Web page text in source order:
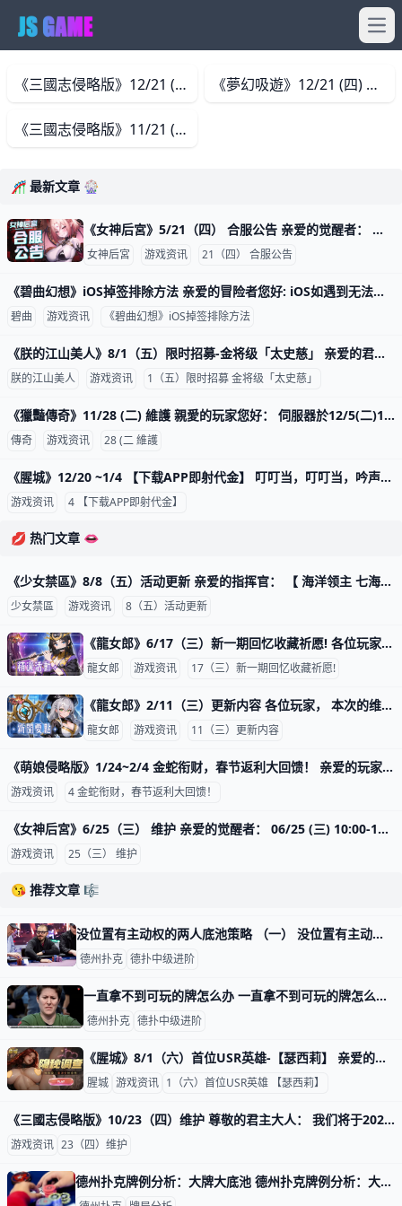
《三國志侵略版》12/21 (四) 维护 親愛的玩家您好： 12/21(四)10:00-11:30 服務器將會停機維護，維護前請記得領取獎勵，並且提早下線，感謝您的支持。 【聖誕活動】 暖冬 《夢幻吸遊》12/21 (四) 维护 親愛的玩家您好： 12/21(四)10:00-11:00 服務器將會停機維護，維護前請記得領取獎勵，並且提早下線，感謝您的支持。
《三國志侵略版》11/21 (四) 维护 11/21(四)10:00-11:30服务器将会停机维护， 维护前请记得领取奖励，并且提早下线，感谢您的支持。 ★SP-剑圣盖聂卡池 ★阎浮秘藏卡
🎢 最新文章 🎡
《女神后宮》5/21（四） 合服公告 亲爱的觉醒者： 为了提供更好的游戏体验并活跃游戏气氛， 让觉醒者们结识更多游戏伙伴、体验更多挑战，我们将对部分服务器进行合服停服维护。 【合服通知
女神后宮 游戏资讯 21（四） 合服公告
《碧曲幻想》iOS掉签排除方法 亲爱的冒险者您好: iOS如遇到无法启动APP状况，再请依照下面步骤排除 1.请至平台官网重新下载 2.下载完成请至设置->通用->V
碧曲 游戏资讯 《碧曲幻想》iOS掉签排除方法
《朕的江山美人》8/1（五）限时招募-金将级「太史慈」 亲爱的君主： 盛夏热浪席卷江山，全新武将踏浪而来！限定活动【盛夏狂潮】正式启动， 更有金将级武将「太史慈」携专属皮肤震撼登场， 冰原雪狼王城皮肤、
朕的江山美人 游戏资讯 1（五）限时招募 金将级「太史慈」
《獵豔傳奇》11/28 (二) 維護 親愛的玩家您好： 伺服器於12/5(二)10:00-11:00進行例行性停服維護與合服維護 請提早下線並領取好已完成的獎勵，避免出現異常或角色遺
傳奇 游戏资讯 28 (二 維護
《腥城》12/20 ~1/4 【下载APP即射代金】 叮叮当，叮叮当，吟声多响亮~ 2026跨年啪！ 下载APP即射代金 它(代金)给我带来幸福，大家迎新年喜洋洋~ 早早加入平台玩家也有福啰！只要满足条
游戏资讯 4 【下载APP即射代金】
💋 热门文章 👄
《少女禁區》8/8（五）活动更新 亲爱的指挥官： 【 海洋领主 七海争霸】 开始时间 2025/8/08 00:00 结束时间 2025/8/14 23:59 1.限定卡池 >>海洋领主-亚特兰娜 2.祈愿 >>雅典娜-梦幻
少女禁區 游戏资讯 8（五）活动更新
《龍女郎》6/17（三）新一期回忆收藏祈愿! 各位玩家， 我们将于2026年6月17日(三) 10:00 GMT+8 进行维护更新， 预计于12:00 GMT+8完成维护过程，请耐心等候。期间玩家将无法登入及进行游
龍女郎 游戏资讯 17（三）新一期回忆收藏祈愿!
《龍女郎》2/11（三）更新内容 各位玩家， 本次的维护更新内容如下： 特选祈愿 特选角色祈愿，140抽必得拣选的心爱角色！ 洁西卡(暗．辅助)，艾莉亚 & 安雅(光．坦克)，罗斯(水．
龍女郎 游戏资讯 11（三）更新内容
《萌娘侵略版》1/24~2/4 金蛇衔财，春节返利大回馈！ 亲爱的玩家您好： 春节即将到来，正所谓金蛇衔财，福如其来， 在此大放送回馈！让您有蛇有得，富贵临门！也预祝新年快乐~ 活动期间内，于游戏内运用所有
游戏资讯 4 金蛇衔财，春节返利大回馈！
《女神后宮》6/25（三） 维护 亲爱的觉醒者： 06/25 (三) 10:00-11:30 服务器将会停机维护， 维护前请记得领取奖励，并且提早下线。 更新內容將於次日00:00開放 ★极速闪灵卡池 ★神赐之礼 ★幸运
游戏资讯 25（三） 维护
😘 推荐文章 🎼
没位置有主动权的两人底池策略 （一） 没位置有主动权的两人底池策略 （一） 不利位置的两人底池策略,是与有利位置稍有不同的。由于你没有位置,激进的对手可以通过跟注或者加注你持续下注的
德州扑克 德扑中级进阶
一直拿不到可玩的牌怎么办 一直拿不到可玩的牌怎么办 前段时间跟朋友打了一场锦标赛，简直给我留下不可磨灭的阴影。从一开始，我就一直拿不到牌，眼睁睁看着其他人AAKK玩得很
德州扑克 德扑中级进阶
《腥城》8/1（六）首位USR英雄-【瑟西莉】 亲爱的玩家您好： 全新英雄【瑟西莉】正式降临《腥城》! 开始时间 2026/8/1 0:00 结束时间 2026/8/15 23:59 新内容 1.更新首位 USR 英雄——【瑟西莉】 2.更新 USR 英雄——【瑟西莉
腥城 游戏资讯 1（六）首位USR英雄 【瑟西莉】
《三國志侵略版》10/23（四）维护 尊敬的君主大人： 我们将于2025/10/23 (四)10:00-11:30服务器将会停机维护， 维护前请记得领取奖励，并且提早下线，感谢您的支持
游戏资讯 23（四）维护
德州扑克牌例分析：大牌大底池 德州扑克牌例分析：大牌大底池 牌例： 你在MP位置，手牌8h8c，open raise到5BB，BTN跟注，大盲跟注，其他人弃牌。 BTN是个被动的